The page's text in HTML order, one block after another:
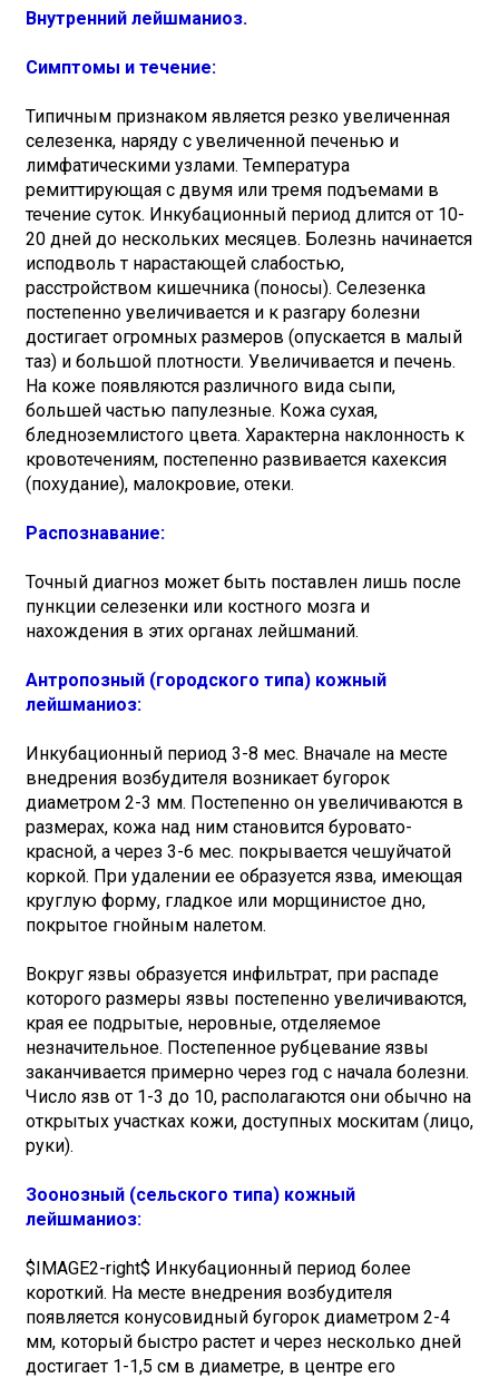
Внутренний лейшманиоз.
Симптомы и течение:
Типичным признаком является резко увеличенная
селезенка, наряду с увеличенной печенью и
лимфатическими узлами. Температура
ремиттирующая с двумя или тремя подъемами в
течение суток. Инкубационный период длится от 10-
20 дней до нескольких месяцев. Болезнь начинается
исподволь т нарастающей слабостью,
расстройством кишечника (поносы). Селезенка
постепенно увеличивается и к разгару болезни
достигает огромных размеров (опускается в малый
таз) и большой плотности. Увеличивается и печень.
На коже появляются различного вида сыпи,
большей частью папулезные. Кожа сухая,
бледноземлистого цвета. Характерна наклонность к
кровотечениям, постепенно развивается кахексия
(похудание), малокровие, отеки.
Распознавание:
Точный диагноз может быть поставлен лишь после
пункции селезенки или костного мозга и
нахождения в этих органах лейшманий.
Антропозный (городского типа) кожный
лейшманиоз:
Инкубационный период 3-8 мес. Вначале на месте
внедрения возбудителя возникает бугорок
диаметром 2-3 мм. Постепенно он увеличиваются в
размерах, кожа над ним становится буровато-
красной, а через 3-6 мес. покрывается чешуйчатой
коркой. При удалении ее образуется язва, имеющая
круглую форму, гладкое или морщинистое дно,
покрытое гнойным налетом.
Вокруг язвы образуется инфильтрат, при распаде
которого размеры язвы постепенно увеличиваются,
края ее подрытые, неровные, отделяемое
незначительное. Постепенное рубцевание язвы
заканчивается примерно через год с начала болезни.
Число язв от 1-3 до 10, располагаются они обычно на
открытых участках кожи, доступных москитам (лицо,
руки).
Зоонозный (сельского типа) кожный
лейшманиоз:
$IMAGE2-right$ Инкубационный период более
короткий. На месте внедрения возбудителя
появляется конусовидный бугорок диаметром 2-4
мм, который быстро растет и через несколько дней
достигает 1-1,5 см в диаметре, в центре его